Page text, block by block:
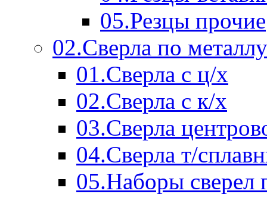
05.Резцы прочие
02.Сверла по металлу
01.Сверла с ц/х
02.Сверла с к/х
03.Сверла
04.Сверла т/
05.Наборы сверел